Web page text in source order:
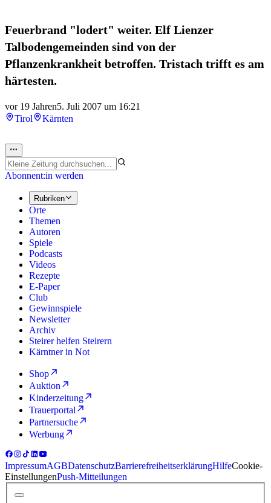
Feuerbrand "lodert" weiter. Elf Lienzer
Talbodengemeinden sind von der
Pflanzenkrankheit betroffen. Tristach trifft es am
härtesten.
vor 19 Jahren5. Juli 2007 um 16:21
Tirol
Kärnten
Abonnent:in werden
Rubriken
Orte
Themen
Autoren
Spiele
Podcasts
Videos
Rezepte
E-Paper
Club
Gewinnspiele
Newsletter
Archiv
Steirer helfen Steirern
Kärntner in Not
Shop
Auktion
Kinderzeitung
Trauerportal
Partnersuche
Werbung
ImpressumAGBDatenschutzBarrierefreiheitserklärungHilfeCookie-
EinstellungenPush-Mitteilungen